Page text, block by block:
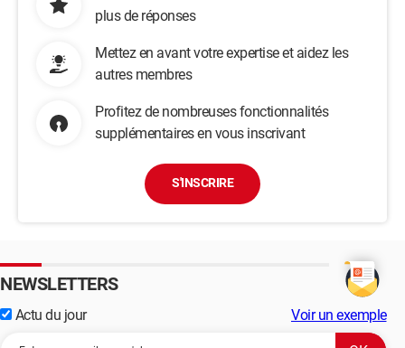
plus de réponses
Mettez en avant votre expertise et aidez les
autres membres
Profitez de nombreuses fonctionnalités
supplémentaires en vous inscrivant
S'INSCRIRE
NEWSLETTERS
Actu du jour Voir un exemple